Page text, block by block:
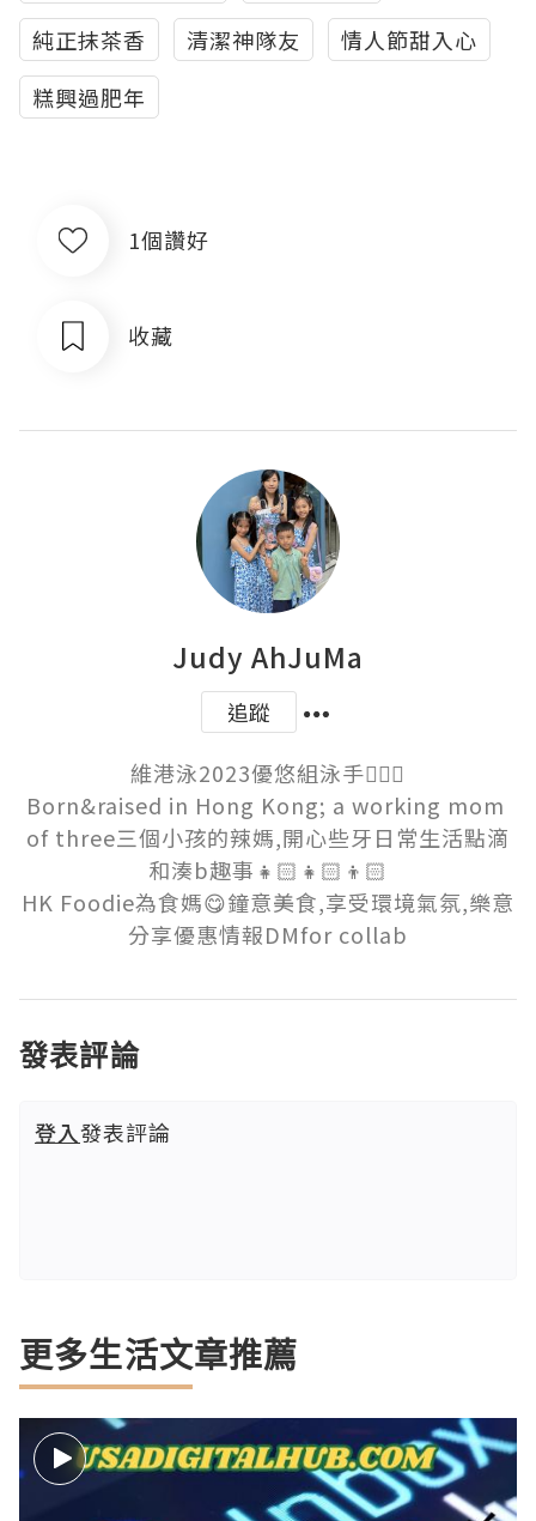
純正抹茶香 清潔神隊友
情人節甜入心
糕興過肥年
1個讚好
收藏
Judy AhJuMa
追蹤
維港泳2023優悠組泳手🏊🏻‍♀️
Born&raised in Hong Kong; a working mom
of three三個小孩的辣媽,開心些牙日常生活點滴
和湊b趣事👧🏻👧🏻👦🏻
HK Foodie為食媽😋鐘意美食,享受環境氣氛,樂意
分享優惠情報DMfor collab
發表評論
登入發表評論
更多生活文章推薦